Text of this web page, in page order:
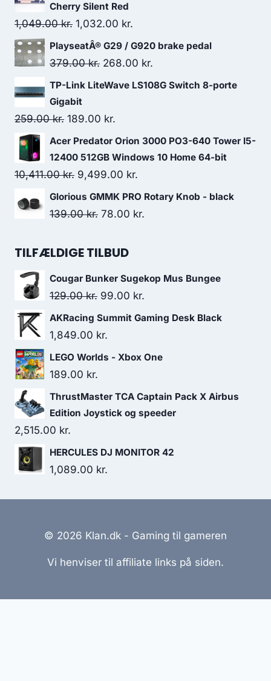
Cherry Silent Red
1,049.00kr. Original
price
was:
1,032.00 kr.
price
is:
PlayseatÂ® G29 / G920 brake pedal
379.00kr. Original
price
379.00 kr..
268.00 kr.
price
TP-Link LiteWave LS108G Switch 8-porte
Gigabit
259.00kr. Original
price
was:
259.00 kr..
189.00 kr.
price
is:
189.00 kr..
Acer Predator Orion 3000 PO3-640 Tower I5-
12400 512GB Windows 10 Home 64-bit
10,411.00kr. Original
price
was:
9,499.00 kr.
price
is:
Glorious GMMK PRO Rotary Knob - black
139.00kr. Original
was:
78.00 kr.
TILFÆLDIGE TILBUD
Cougar Bunker Sugekop Mus Bungee
129.00kr. Original
price
was:
99.00 kr.
price
AKRacing Summit Gaming Desk Black
1,849.00 kr.
LEGO Worlds - Xbox One
189.00 kr.
ThrustMaster TCA Captain Pack X Airbus
Edition Joystick og speeder
2,515.00 kr.
HERCULES DJ MONITOR 42
1,089.00 kr.
© 2026 Klan.dk - Gaming til gameren
Vi henviser til affiliate links på siden.